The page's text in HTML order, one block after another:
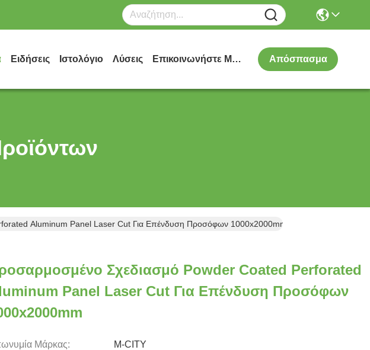
Ειδήσεις Ιστολόγιο Λύσεις Επικοινωνήστε Μαζί Μας Απόσπασμα
Aluminum Panel Laser Cut Για Επένδυση Προσόφων 1000x2000mm
Σχεδιασμό Powder Coated Perforated
Panel Laser Cut Για Επένδυση Προσόφων
Μάρκας: M-CITY